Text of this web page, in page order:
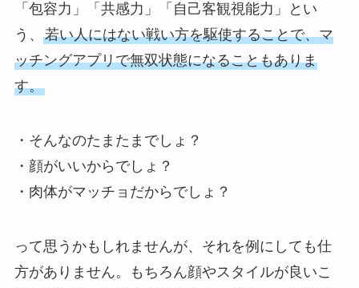
「包容力」「共感力」「自己客観視能力」とい
う、 若い人にはない戦い方を駆使することで、マ
ッチングアプリで無双状態になることもありま
す。
・そんなのたまたまでしょ？
・顔がいいからでしょ？
・肉体がマッチョだからでしょ？
って思うかもしれませんが、それを例にしても仕
方がありません。もちろん顔やスタイルが良いこ